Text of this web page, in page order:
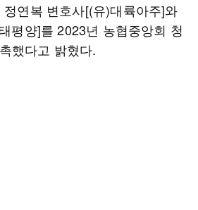
연복 변호사[(유)대륙아주]와
평양]를 2023년 농협중앙회 청
했다고 밝혔다.